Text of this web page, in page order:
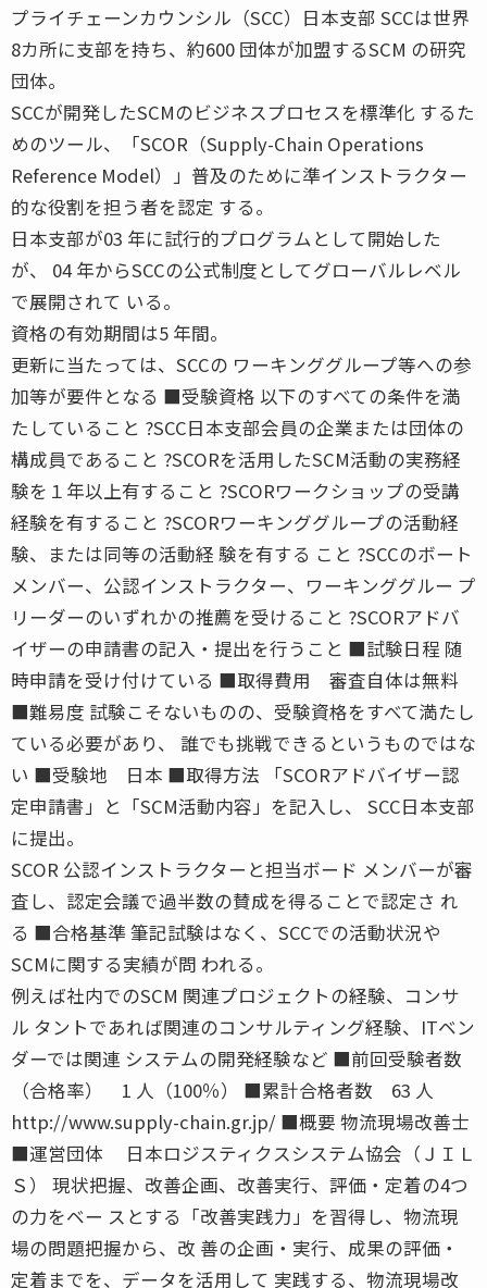
プライチェーンカウンシル（SCC）日本支部 SCCは世界
8カ所に支部を持ち、約600 団体が加盟するSCM の研究
団体。
SCCが開発したSCMのビジネスプロセスを標準化 するた
めのツール、「SCOR（Supply-Chain Operations
Reference Model）」普及のために準インストラクター
的な役割を担う者を認定 する。
日本支部が03 年に試行的プログラムとして開始した
が、 04 年からSCCの公式制度としてグローバルレベル
で展開されて いる。
資格の有効期間は5 年間。
更新に当たっては、SCCの ワーキンググループ等への参
加等が要件となる ■受験資格 以下のすべての条件を満
たしていること ?SCC日本支部会員の企業または団体の
構成員であること ?SCORを活用したSCM活動の実務経
験を１年以上有すること ?SCORワークショップの受講
経験を有すること ?SCORワーキンググループの活動経
験、または同等の活動経 験を有する こと ?SCCのボート
メンバー、公認インストラクター、ワーキンググルー プ
リーダーのいずれかの推薦を受けること ?SCORアドバ
イザーの申請書の記入・提出を行うこと ■試験日程 随
時申請を受け付けている ■取得費用 審査自体は無料
■難易度 試験こそないものの、受験資格をすべて満たし
ている必要があり、 誰でも挑戦できるというものではな
い ■受験地 日本 ■取得方法 「SCORアドバイザー認
定申請書」と「SCM活動内容」を記入し、 SCC日本支部
に提出。
SCOR 公認インストラクターと担当ボード メンバーが審
査し、認定会議で過半数の賛成を得ることで認定さ れ
る ■合格基準 筆記試験はなく、SCCでの活動状況や
SCMに関する実績が問 われる。
例えば社内でのSCM 関連プロジェクトの経験、コンサ
ル タントであれば関連のコンサルティング経験、ITベン
ダーでは関連 システムの開発経験など ■前回受験者数
（合格率） 1 人（100％） ■累計合格者数 63 人
http://www.supply-chain.gr.jp/ ■概要 物流現場改善士
■運営団体 日本ロジスティクスシステム協会（ＪＩＬ
Ｓ） 現状把握、改善企画、改善実行、評価・定着の4つ
の力をベー スとする「改善実践力」を習得し、物流現
場の問題把握から、改 善の企画・実行、成果の評価・
定着までを、データを活用して 実践する、物流現場改